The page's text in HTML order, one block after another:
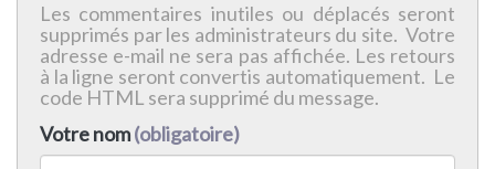
Les commentaires inutiles ou déplacés seront
supprimés par les administrateurs du site. Votre
adresse e-mail ne sera pas affichée. Les retours
à la ligne seront convertis automatiquement. Le
code HTML sera supprimé du message.
Votre nom(obligatoire)